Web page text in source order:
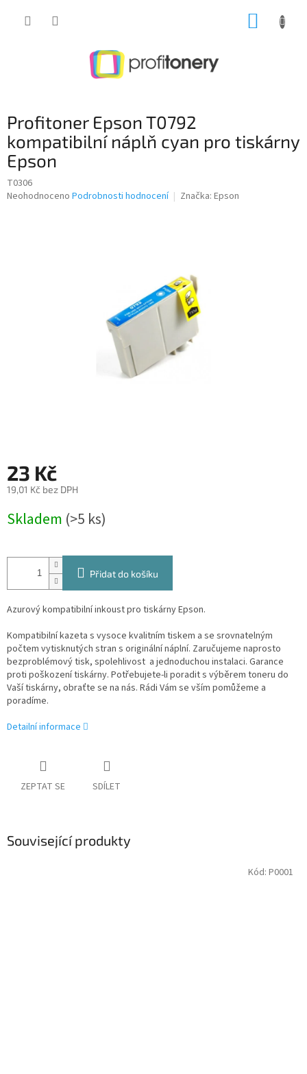
Profitoner Epson T0792
kompatibilní náplň cyan pro tiskárny
Epson
T0306
Průměrné
Neohodnoceno Podrobnosti hodnocení Značka: Epson
23 Kč
19,01 Kč bez DPH
cena:
Skladem (>5 ks)
Přidat do košíku
Azurový kompatibilní inkoust pro tiskárny Epson.
Kompatibilní kazeta s vysoce kvalitním tiskem a se srovnatelným
počtem vytisknutých stran s originální náplní. Zaručujeme naprosto
bezproblémový tisk, spolehlivost a jednoduchou instalaci. Garance
proti poškození tiskárny. Potřebujete-li poradit s výběrem toneru do
Vaší tiskárny, obraťte se na nás. Rádi Vám se vším pomůžeme a
poradíme.
Detailní informace
ZEPTAT SE SDÍLET
Související produkty
Kód: P0001